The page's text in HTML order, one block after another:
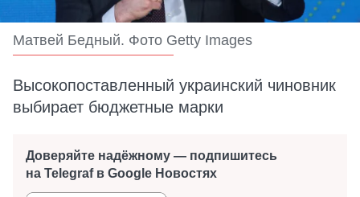
Матвей Бедный. Фото Getty Images
Высокопоставленный украинский чиновник
выбирает бюджетные марки
Доверяйте надёжному — подпишитесь
на Telegraf в Google Новостях